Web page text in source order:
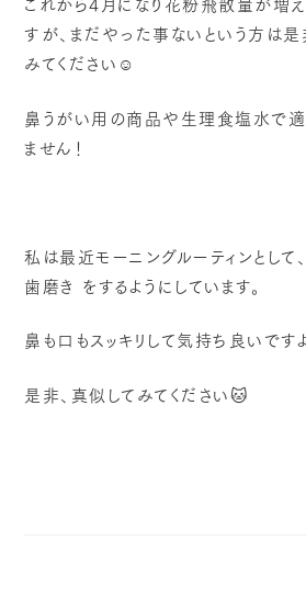
すが、まだやった事ないという方は
みてください☺️
鼻うがい用の商品や生理食塩水で適
ません！
私は最近モーニングルーティンとし
歯磨き をするようにしています。
鼻も口もスッキリして気持ち良いです
是非、真似してみてください🐱